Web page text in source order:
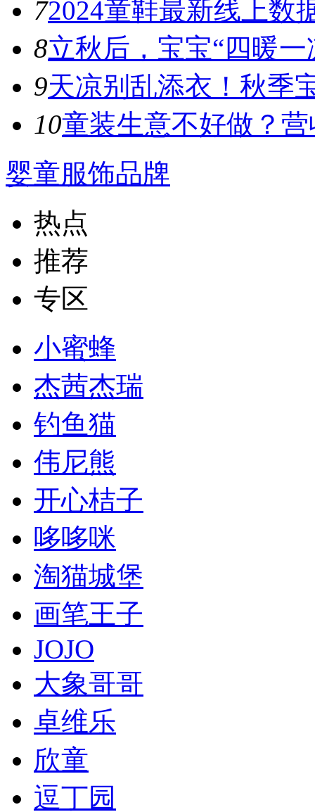
7​2024童鞋最新线上数
8立秋后，宝宝“四暖
9天凉别乱添衣！秋季
10童装生意不好做？
婴童服饰品牌
热点
推荐
专区
小蜜蜂
杰茜杰瑞
钓鱼猫
伟尼熊
开心桔子
哆哆咪
淘猫城堡
画笔王子
JOJO
大象哥哥
卓维乐
欣童
逗丁园